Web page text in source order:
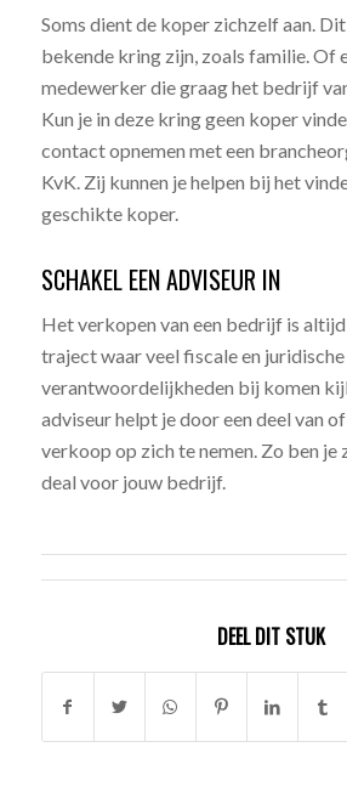
Soms dient de koper zichzelf aan.
bekende kring zijn, zoals familie. Of
medewerker die graag het bedrijf
Kun je in deze kring geen koper
contact opnemen met een
KvK. Zij kunnen je helpen bij het
geschikte koper.
SCHAKEL EEN ADVISEUR IN
Het verkopen van een bedrijf is
traject waar veel fiscale en juridische
verantwoordelijkheden bij komen
adviseur helpt je door een deel van
verkoop op zich te nemen. Zo ben je
deal voor jouw bedrijf.
DEEL DIT STUK